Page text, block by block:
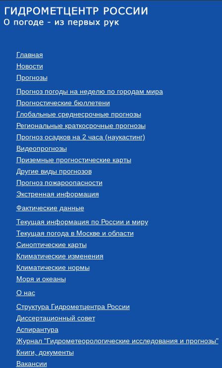
Главная
Новости
Прогнозы
Прогноз погоды на неделю по городам мира
Прогностические бюллетени
Глобальные среднесрочные прогнозы
Региональные краткосрочные прогнозы
Прогноз осадков на 2 часа (наукастинг)
Видеопрогнозы
Приземные прогностические карты
Другие виды прогнозов
Прогноз пожароопасности
Экстренная информация
Фактические данные
Текущая информация по России и миру
Текущая погода в Москве и области
Синоптические карты
Климатические изменения
Климатические нормы
Моря и океаны
О нас
Структура Гидрометцентра России
Диссертационный совет
Аспирантура
Журнал "Гидрометеорологические исследования и прогнозы"
Книги, документы
Вакансии